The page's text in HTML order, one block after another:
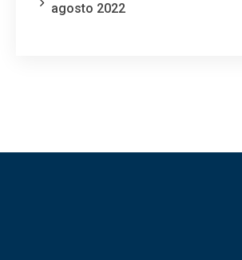
agosto 2022